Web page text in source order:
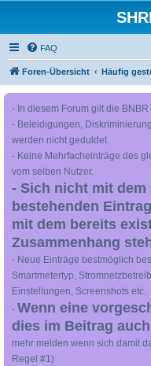
FAQ
Foren-Übersicht Häufig
- In diesem Forum gilt die
- Beleidigungen,
werden nicht geduldet.
- Keine Mehrfacheinträge des
vom selben Nutzer.
- Sich nicht mit dem
bestehenden
mit dem bereits
Zusammenhang
- Neue Einträge bestmöglich
Smartmetertyp,
Einstellungen, Screenshots etc.
- Wenn eine
dies im Beitrag
mehr melden wenn sich damit
Regel #1)